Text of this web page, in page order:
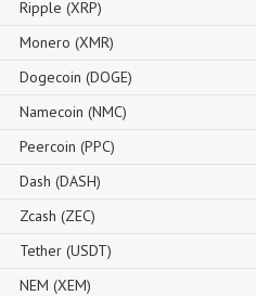
Ripple (XRP)
Monero (XMR)
Dogecoin (DOGE)
Namecoin (NMC)
Peercoin (PPC)
Dash (DASH)
Zcash (ZEC)
Tether (USDT)
NEM (XEM)